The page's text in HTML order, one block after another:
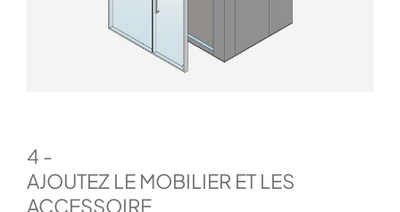
4 -
AJOUTEZ LE MOBILIER ET LES
ACCESSOIRE